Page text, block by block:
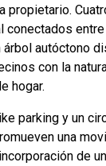
propietario.
conectados
árbol autóctono
con la
hogar.
parking y un
una
de